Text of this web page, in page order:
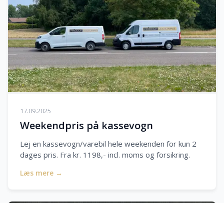
17.09.2025
Weekendpris på kassevogn
Lej en kassevogn/varebil hele weekenden for kun 2
dages pris. Fra kr. 1198,- incl. moms og forsikring.
Læs mere →